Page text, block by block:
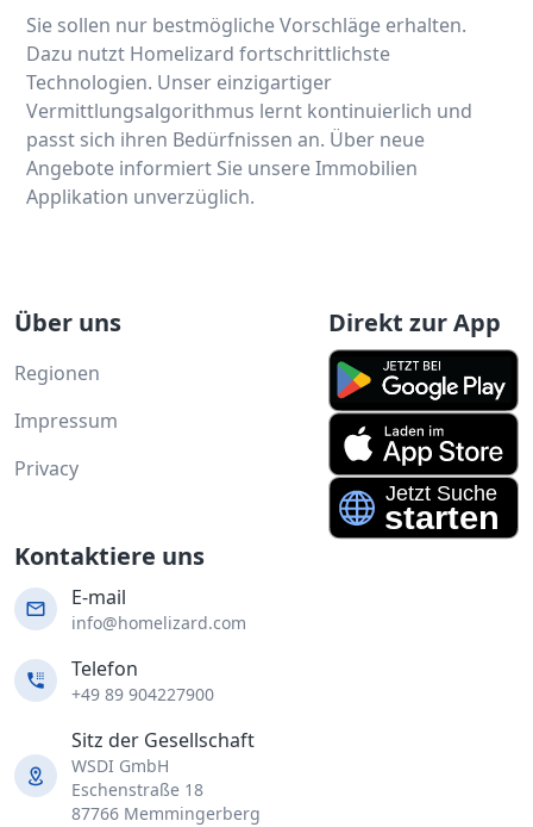
Sie sollen nur bestmögliche Vorschläge erhalten.
Dazu nutzt Homelizard fortschrittlichste
Technologien. Unser einzigartiger
Vermittlungsalgorithmus lernt kontinuierlich und
passt sich ihren Bedürfnissen an. Über neue
Angebote informiert Sie unsere Immobilien
Applikation unverzüglich.
Über uns
Regionen
Impressum
Privacy
Direkt zur App
Kontaktiere uns
E-mail
info@homelizard.com
Telefon
+49 89 904227900
Sitz der Gesellschaft
WSDI GmbH
Eschenstraße 18
87766 Memmingerberg